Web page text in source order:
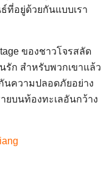
ที่อยู่ด้วยกันแบบเรา
ของชาวโจรสลัด
รัก สำหรับพวกเขาแล้ว
นความปลอดภัยอย่าง
ยบนท้องทะเลอันกว้าง